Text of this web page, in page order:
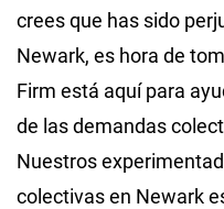
crees que has sido
Newark, es hora de
Firm está aquí para
de las demandas
Nuestros
colectivas en Newark